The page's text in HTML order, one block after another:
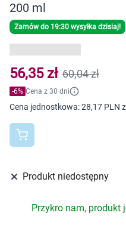
Dziecko
Kosmetyki
Mężczyzna
Zdrowy styl życia
Zabawki
Sprzęt medyczny
200 ml
Zamów do 19:30 wysyłka dzisiaj!
56,35 zł 60,04 zł
-6% Cena z 30 dni
Cena jednostkowa:28,17 PLN
Produkt niedostępny
Przykro nam, produkt